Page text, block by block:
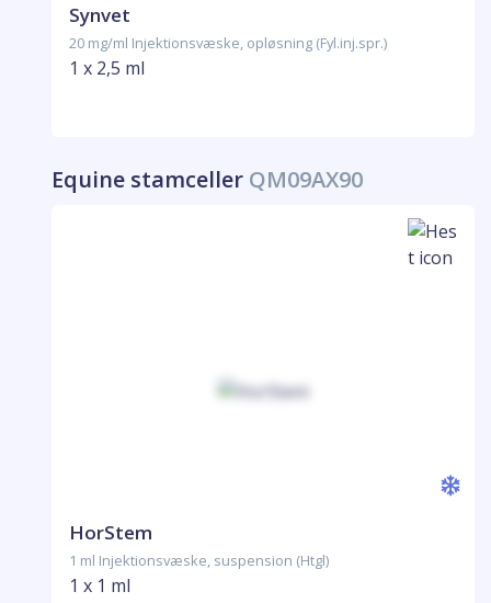
Synvet
20 mg/ml Injektionsvæske, opløsning (Fyl.inj.spr.)
1 x 2,5 ml
Equine stamceller QM09AX90
HorStem
1 ml Injektionsvæske, suspension (Htgl)
1 x 1 ml